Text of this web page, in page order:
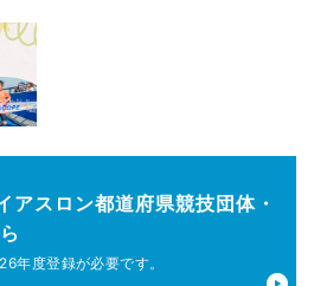
アスロン都道府県競技団体・
年度登録が必要です。